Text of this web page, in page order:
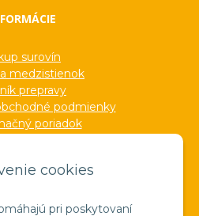
cookies
pri poskytovaní
surovín
medzistienok
prepravy
podmienky
poriadok